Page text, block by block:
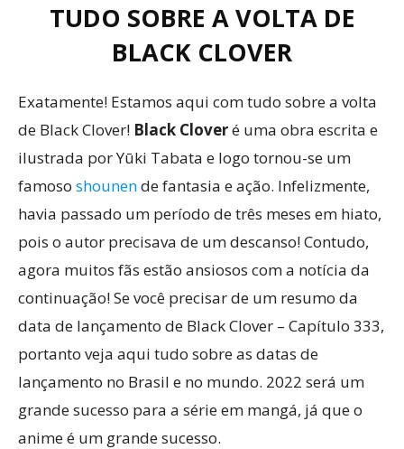
TUDO SOBRE A VOLTA DE
BLACK CLOVER
Exatamente! Estamos aqui com tudo sobre a volta
de Black Clover! Black Cloveré uma obra escrita e
ilustrada por Yūki Tabata e logo tornou-se um
famoso shounende fantasia e ação. Infelizmente,
havia passado um período de três meses em hiato,
pois o autor precisava de um descanso! Contudo,
agora muitos fãs estão ansiosos com a notícia da
continuação! Se você precisar de um resumo da
data de lançamento de Black Clover – Capítulo 333,
portanto veja aqui tudo sobre as datas de
lançamento no Brasil e no mundo. 2022 será um
grande sucesso para a série em mangá, já que o
anime é um grande sucesso.